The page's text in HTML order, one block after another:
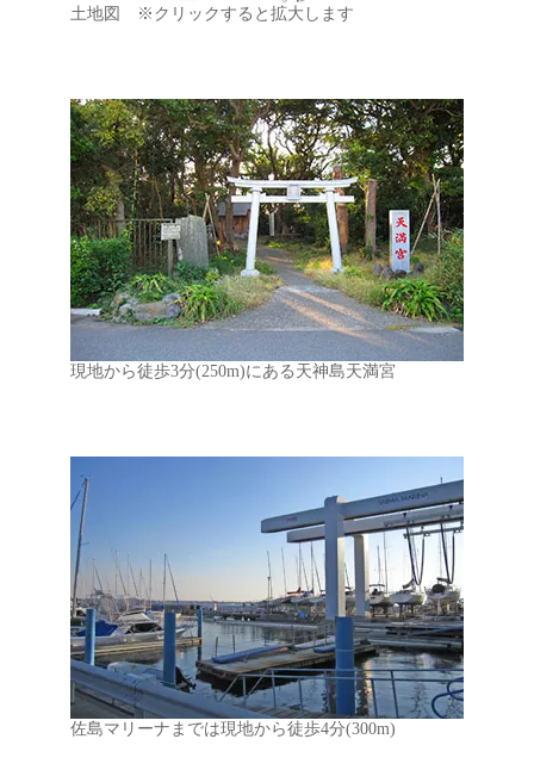
土地図 ※クリックすると拡大します
現地から徒歩3分(250m)にある天神島天満宮
佐島マリーナまでは現地から徒歩4分(300m)